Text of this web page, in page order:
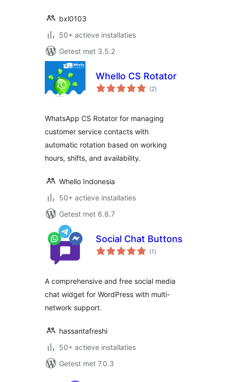
bxl0103
50+ actieve installaties
Getest met 3.5.2
Whello CS Rotator
(2totaal
waarderingen
)
WhatsApp CS Rotator for managing
customer service contacts with
automatic rotation based on working
hours, shifts, and availability.
Whello Indonesia
50+ actieve installaties
Getest met 6.8.7
Social Chat Buttons
(1 totaal
waarderingen
)
A comprehensive and free social media
chat widget for WordPress with multi-
network support.
hassantafreshi
50+ actieve installaties
Getest met 7.0.3